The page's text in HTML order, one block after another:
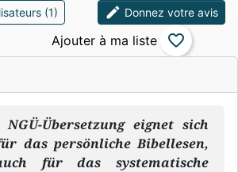
Übersetzung eignet sich
das persönliche Bibellesen,
für das systematische
(1) edit Donnez votre avis
favorite_border